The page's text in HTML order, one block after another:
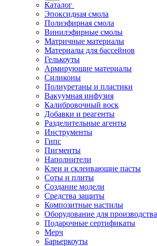
Каталог
Эпоксидная смола
Полиэфирная смола
Винилэфирные смолы
Матричные материалы
Материалы для бассейнов
Гелькоуты
Армирующие материалы
Силиконы
Полиуретаны и пластики
Вакуумная инфузия
Калибровочный воск
Добавки и реагенты
Разделительные агенты
Инструменты
Гипс
Пигменты
Наполнители
Клеи и склеивающие пасты
Соты и плиты
Создание модели
Средства защиты
Композитные настилы
Оборудование для производства
Подарочные сертификаты
Мерч
Барьеркоуты